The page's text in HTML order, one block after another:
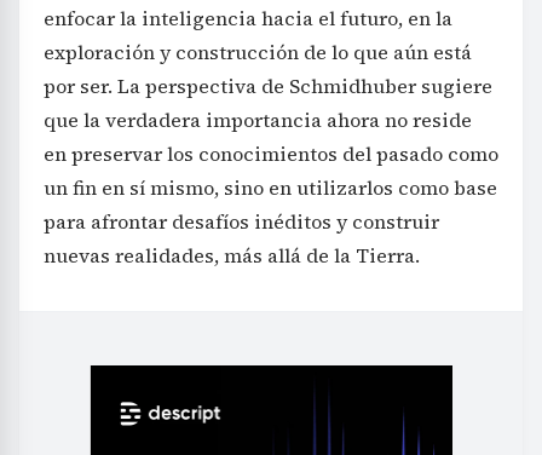
enfocar la inteligencia hacia el futuro, en la
exploración y construcción de lo que aún está
por ser. La perspectiva de Schmidhuber sugiere
que la verdadera importancia ahora no reside
en preservar los conocimientos del pasado como
un fin en sí mismo, sino en utilizarlos como base
para afrontar desafíos inéditos y construir
nuevas realidades, más allá de la Tierra.